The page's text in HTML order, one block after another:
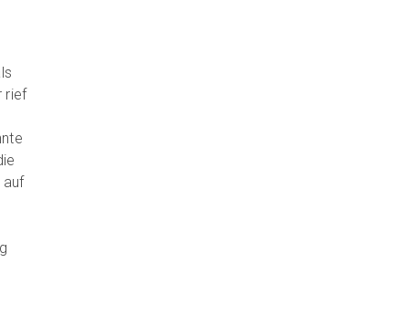
rief
auf